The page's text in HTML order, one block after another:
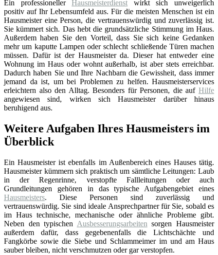
Ein professionellerHausmeisterdienst wirkt sich unweigerlich
positiv auf Ihr Lebensumfeld aus. Für die meisten Menschen ist ein
Hausmeister eine Person, die vertrauenswürdig und zuverlässig ist.
Sie kümmert sich. Das hebt die grundsätzliche Stimmung im Haus.
Außerdem haben Sie den Vorteil, dass Sie sich keine Gedanken
mehr um kaputte Lampen oder schlecht schließende Türen machen
müssen. Dafür ist der Hausmeister da. Dieser hat entweder eine
Wohnung im Haus oder wohnt außerhalb, ist aber stets erreichbar.
Dadurch haben Sie und Ihre Nachbarn die Gewissheit, dass immer
jemand da ist, um bei Problemen zu helfen. Hausmeisterservices
erleichtern also den Alltag. Besonders für Personen, die auf Hilfe
angewiesen sind, wirken sich Hausmeister darüber hinaus
beruhigend aus.
Weitere Aufgaben Ihres Hausmeisters im
Überblick
Ein Hausmeister ist ebenfalls im Außenbereich eines Hauses tätig.
Hausmeister kümmern sich praktisch um sämtliche Leitungen: Laub
in der Regenrinne, verstopfte Fallleitungen oder auch
Grundleitungen gehören in das typische Aufgabengebiet eines
Hausmeisters. Diese Personen sind zuverlässig und
vertrauenswürdig. Sie sind ideale Ansprechpartner für Sie, sobald es
im Haus technische, mechanische oder ähnliche Probleme gibt.
Neben den typischen Ausbesserungsarbeiten sorgen Hausmeister
außerdem dafür, dass gegebenenfalls die Lichtschächte und
Fangkörbe sowie die Siebe und Schlammeimer im und am Haus
sauber bleiben, nicht verschmutzen oder gar verstopfen.